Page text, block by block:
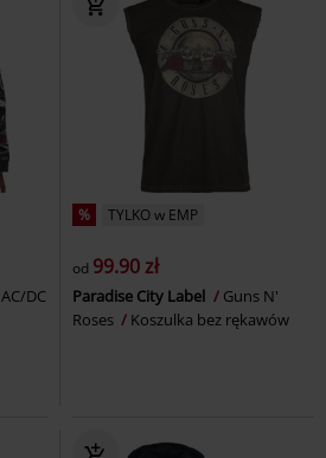
AC/DC
% TYLKO w EMP
od 99.90 zł
Paradise City Label
Guns N'
Roses
Koszulka bez rękawów